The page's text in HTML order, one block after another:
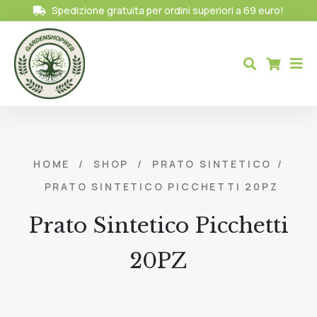
Spedizione gratuita per ordini superiori a 69 euro!
HOME / SHOP / PRATO SINTETICO
/
PRATO SINTETICO PICCHETTI 20PZ
Prato Sintetico Picchetti
20PZ